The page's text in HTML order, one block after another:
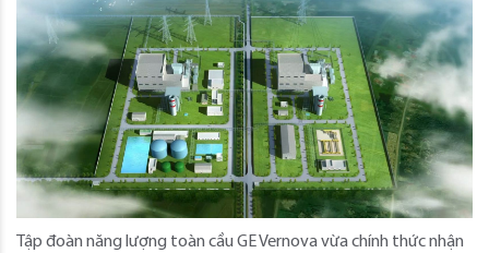
Tập đoàn năng lượng toàn cầu GE Vernova vừa chính thức nhận